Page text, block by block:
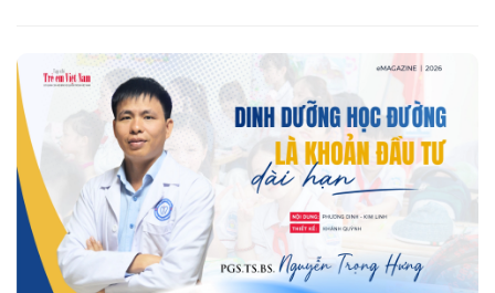
góp phần hình thành những thói quen lành mạnh cho
trẻ ngay từ nhỏ.